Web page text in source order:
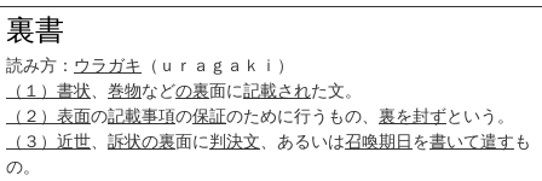
裏書
読み方： ウラガキ （ｕｒａｇａｋｉ）
（１） 書状 巻物などの裏面に記載された文。
（２） 表面の記載事項の保証のために行うもの、 裏を封ずという。
（３） 近世 訴状の裏面に判決文 、あるいは召喚期日を書いて遣すも
の。